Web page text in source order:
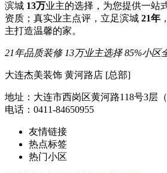
滨城 13万业主的选择，为您提供一站
资质；真实业主点评，立足滨城 21年
主打造温馨的家。
21年品质装修 13万业主选择 85%小区
大连杰美装饰 黄河路店 [总部]
地址：大连市西岗区黄河路118号3层
电话：0411-84650955
友情链接
热点标签
热门小区